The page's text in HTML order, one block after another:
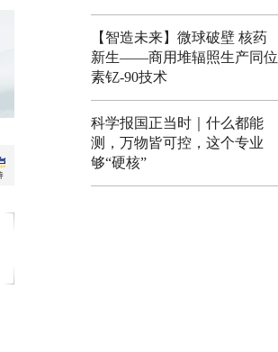
【智造未来】微球破壁 核药
新生——商用堆辐照生产同位
素钇-90技术
科学报国正当时｜什么都能
测，万物皆可控，这个专业
够“硬核”